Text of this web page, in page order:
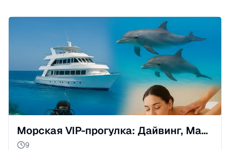
Морская VIP-прогулка: Дайвинг, Массаж и Морепродукты
9